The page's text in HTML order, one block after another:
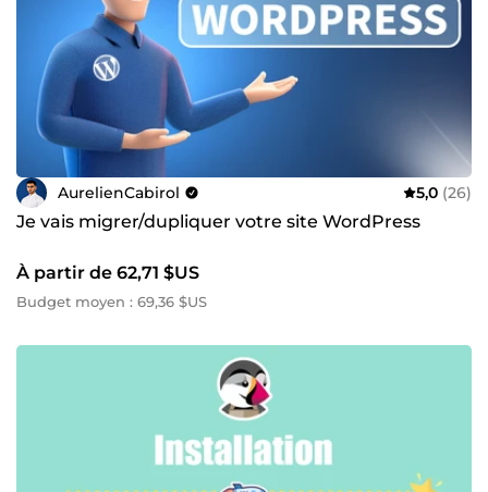
AurelienCabirol 5,0 (26)
Je vais migrer/dupliquer votre site WordPress
À partir de 62,71 $US
Budget moyen : 69,36 $US